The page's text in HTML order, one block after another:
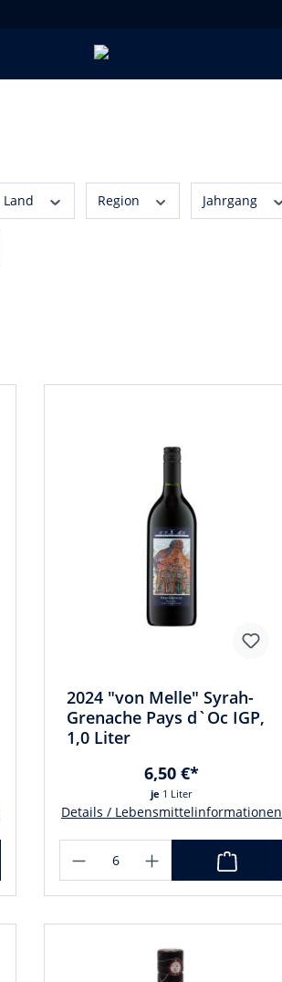
Land Region Jahrgang
2024 "von Melle" Syrah-
Grenache Pays d`Oc IGP,
1,0 Liter
je 1 Liter
6,50 €*
Details / Lebensmittelinformationen